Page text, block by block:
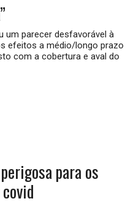
um parecer desfavorável à
efeitos a médio/longo prazo
com a cobertura e aval do
para os